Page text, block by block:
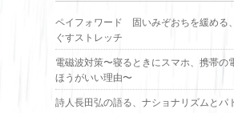
ペイフォワード 固いみぞおちを緩める
ぐすストレッチ
電磁波対策〜寝るときにスマホ、携帯の
ほうがいい理由〜
詩人長田弘の語る、ナショナリズムとパ